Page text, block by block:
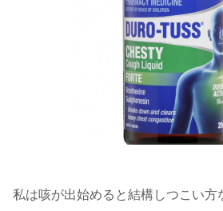
私は咳が出始めると結構しつこい方